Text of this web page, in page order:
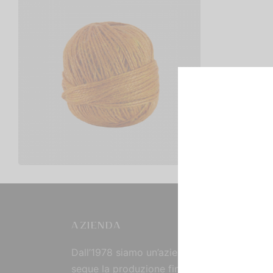
Iuta Naturale Colorata
AZIENDA
Dall’1978 siamo un’azienda strutturata che
segue la produzione fin dall’origine, curando